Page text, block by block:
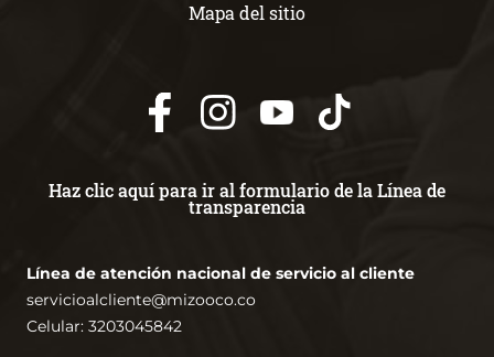
Mapa del sitio
Haz clic aquí para ir al formulario de la Línea de
transparencia
Línea de atención nacional de servicio al cliente
servicioalcliente@mizooco.co
Celular: 3203045842